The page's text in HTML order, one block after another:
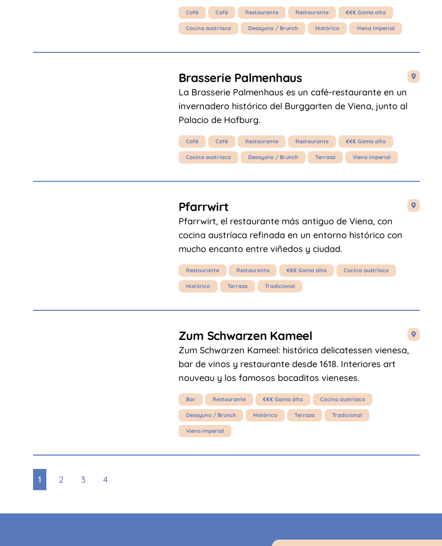
Café Café Restaurante Restaurante €€€ Gama alta
Cocina austríaca Desayuno / Brunch Histórico Viena imperial

Brasserie Palmenhaus
La Brasserie Palmenhaus es un café-restaurante en un
invernadero histórico del Burggarten de Viena, junto al
Palacio de Hofburg.
Café Café Restaurante Restaurante €€€ Gama alta
Cocina austríaca Desayuno / Brunch Terraza Viena imperial

Pfarrwirt
Pfarrwirt, el restaurante más antiguo de Viena, con
cocina austríaca refinada en un entorno histórico con
mucho encanto entre viñedos y ciudad.
Restaurante Restaurante €€€ Gama alta Cocina austríaca
Histórico Terraza Tradicional

Zum Schwarzen Kameel
Zum Schwarzen Kameel: histórica delicatessen vienesa,
bar de vinos y restaurante desde 1618. Interiores art
nouveau y los famosos bocaditos vieneses.
Bar Restaurante €€€ Gama alta Cocina austríaca
Desayuno / Brunch Histórico Terraza Tradicional
Viena imperial
1 2 3 4